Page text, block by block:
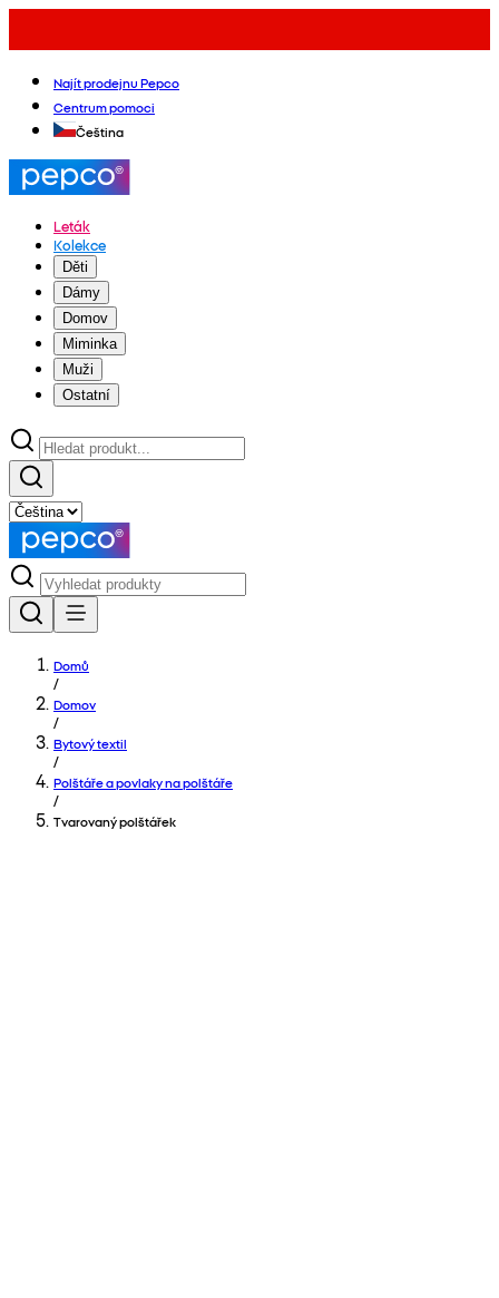
Najít prodejnu Pepco
Centrum pomoci
Čeština
Leták
Kolekce
Děti
Dámy
Domov
Miminka
Muži
Ostatní
Domů
/
Domov
/
Bytový textil
/
Polštáře a povlaky na polštáře
/
Tvarovaný polštářek